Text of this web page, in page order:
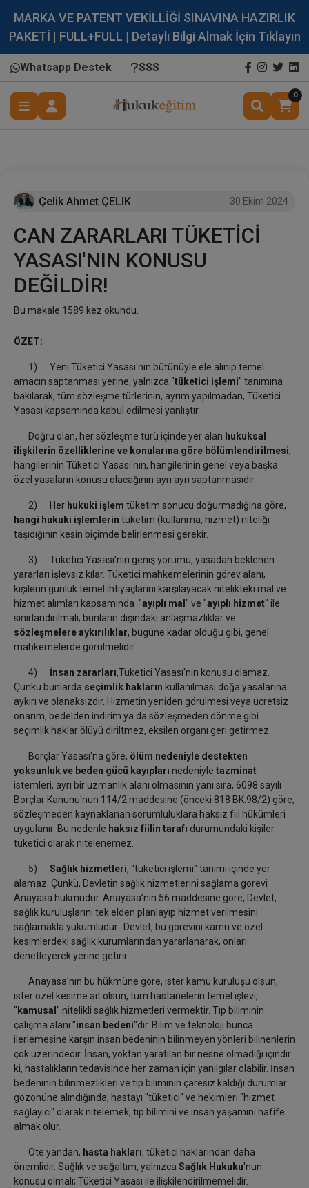
MARKA VE PATENT VEKİLLİĞİ SINAVINA HAZIRLIK
PAKETİ | FULL+FULL | Detaylı Bilgi Almak İçin Tıklayın
Whatsapp Destek SSS
0
Çelik Ahmet ÇELIK 30 Ekim 2024
CAN ZARARLARI TÜKETİCİ
YASASI'NIN KONUSU
DEĞİLDİR!
Bu makale 1589 kez okundu.
ÖZET:
1) Yeni Tüketici Yasası'nın bütünüyle ele alınıp temel
amacın saptanması yerine, yalnızca "tüketici işlemi" tanımına
bakılarak, tüm sözleşme türlerinin, ayrım yapılmadan, Tüketici
Yasası kapsamında kabul edilmesi yanlıştır.
Doğru olan, her sözleşme türü içinde yer alan hukuksal
ilişkilerin özelliklerine ve konularına göre bölümlendirilmesi;
hangilerinin Tüketici Yasası'nın, hangilerinin genel veya başka
özel yasaların konusu olacağının ayrı ayrı saptanmasıdır.
2) Her hukuki işlem tüketim sonucu doğurmadığına göre,
hangi hukuki işlemlerin tüketim (kullanma, hizmet) niteliği
taşıdığının kesin biçimde belirlenmesi gerekir.
3) Tüketici Yasası'nın geniş yorumu, yasadan beklenen
yararları işlevsiz kılar. Tüketici mahkemelerinin görev alanı,
kişilerin günlük temel ihtiyaçlarını karşılayacak nitelikteki mal ve
hizmet alımları kapsamında "ayıplı mal " ve "ayıplı hizmet" ile
sınırlandırılmalı; bunların dışındaki anlaşmazlıklar ve
sözleşmelere aykırılıklar, bugüne kadar olduğu gibi, genel
mahkemelerde görülmelidir.
4) İnsan zararları,Tüketici Yasası'nın konusu olamaz.
Çünkü bunlarda seçimlik hakların kullanılması doğa yasalarına
aykırı ve olanaksızdır. Hizmetin yeniden görülmesi veya ücretsiz
onarım, bedelden indirim ya da sözleşmeden dönme gibi
seçimlik haklar ölüyü diriltmez, eksilen organı geri getirmez.
Borçlar Yasası'na göre, ölüm nedeniyle destekten
yoksunluk ve beden gücü kayıpları nedeniyle tazminat
istemleri, ayrı bir uzmanlık alanı olmasının yanı sıra, 6098 sayılı
Borçlar Kanunu'nun 114/2.maddesine (önceki 818 BK.98/2) göre,
sözleşmeden kaynaklanan sorumluluklara haksız fiil hükümleri
uygulanır. Bu nedenle haksız fiilin tarafı durumundaki kişiler
tüketici olarak nitelenemez.
5) Sağlık hizmetleri, "tüketici işlemi" tanımı içinde yer
alamaz. Çünkü, Devletin sağlık hizmetlerini sağlama görevi
Anayasa hükmüdür. Anayasa’nın 56.maddesine göre, Devlet,
sağlık kuruluşlarını tek elden planlayıp hizmet verilmesini
sağlamakla yükümlüdür. Devlet, bu görevini kamu ve özel
kesimlerdeki sağlık kurumlarından yararlanarak, onları
denetleyerek yerine getirir.
Anayasa'nın bu hükmüne göre, ister kamu kuruluşu olsun,
ister özel kesime ait olsun, tüm hastanelerin temel işlevi,
" kamusal " nitelikli sağlık hizmetleri vermektir. Tıp biliminin
çalışma alanı "insan bedeni"dir. Bilim ve teknoloji bunca
ilerlemesine karşın insan bedeninin bilinmeyen yönleri bilinenlerin
çok üzerindedir. İnsan, yoktan yaratılan bir nesne olmadığı içindir
ki, hastalıkların tedavisinde her zaman için yanılgılar olabilir. İnsan
bedeninin bilinmezlikleri ve tıp biliminin çaresiz kaldığı durumlar
gözönüne alındığında, hastayı "tüketici" ve hekimleri "hizmet
sağlayıcı" olarak nitelemek, tıp bilimini ve insan yaşamını hafife
almak olur.
Öte yandan, hasta hakları, tüketici haklarından daha
önemlidir. Sağlık ve sağaltım, yalnızca Sağlık Hukuku'nun
konusu olmalı; Tüketici Yasası ile ilişkilendirilmemelidir.